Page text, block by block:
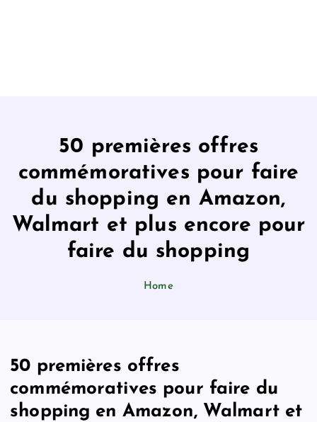
50 premières offres
commémoratives pour faire
du shopping en Amazon,
Walmart et plus encore pour
faire du shopping
Home
50 premières offres
commémoratives pour faire du
shopping en Amazon, Walmart et